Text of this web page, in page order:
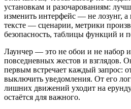
установкам и разочарованиям:
изменить интерфейс — не лозунг, а
тексте — сценарии, метрики
безопасность, таблицы функций и
Лаунчер — это не обои и не набор
повседневных жестов и взглядов.
первым встречает каждый запрос:
выключить уведомления. От его
лишних движений уходит на
остаётся для важного.